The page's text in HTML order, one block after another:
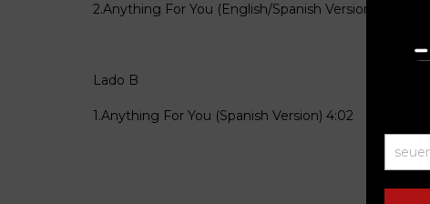
2.Anything For You (English/Spanish Version)
Lado B
1.Anything For You (Spanish Version) 4:02